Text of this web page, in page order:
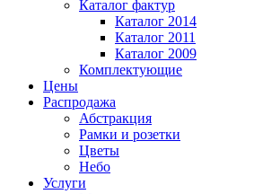
Каталог фактур
Каталог 2014
Каталог 2011
Каталог 2009
Комплектующие
Цены
Распродажа
Абстракция
Рамки и розетки
Цветы
Небо
Услуги